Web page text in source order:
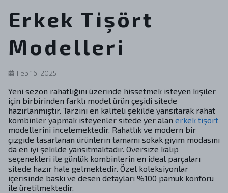
Erkek Tişört
Modelleri
Feb 16, 2025
Yeni sezon rahatlığını üzerinde hissetmek isteyen kişiler
için birbirinden farklı model ürün çeşidi sitede
hazırlanmıştır. Tarzını en kaliteli şekilde yansıtarak rahat
kombinler yapmak isteyenler sitede yer alan erkek tişört
modellerini incelemektedir. Rahatlık ve modern bir
çizgide tasarlanan ürünlerin tamamı sokak giyim modasını
da en iyi şekilde yansıtmaktadır. Oversize kalıp
seçenekleri ile günlük kombinlerin en ideal parçaları
sitede hazır hale gelmektedir. Özel koleksiyonlar
içerisinde baskı ve desen detayları %100 pamuk konforu
ile üretilmektedir.